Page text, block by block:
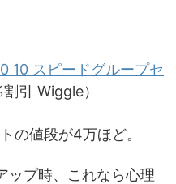
10 スピードグループセ
引 Wiggle）
の値段が4万ほど。
ップ時、これなら心理